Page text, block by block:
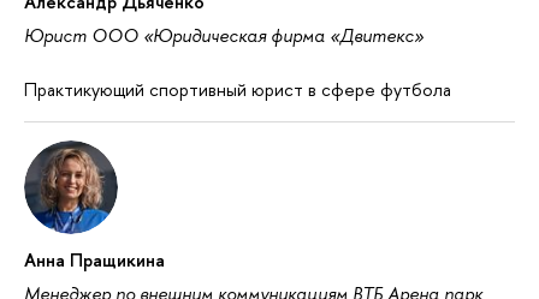
Юрист ООО «Юридическая фирма «Двитекс»
Практикующий спортивный юрист в сфере футбола
Анна Пращикина
Менеджер по внешним коммуникациям ВТБ Арена парк